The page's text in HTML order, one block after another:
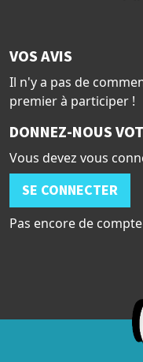
VOS AVIS
Il n'y a pas de
premier à participer !
DONNEZ-NOUS
Vous devez vous
SE CONNECTER
Pas encore de